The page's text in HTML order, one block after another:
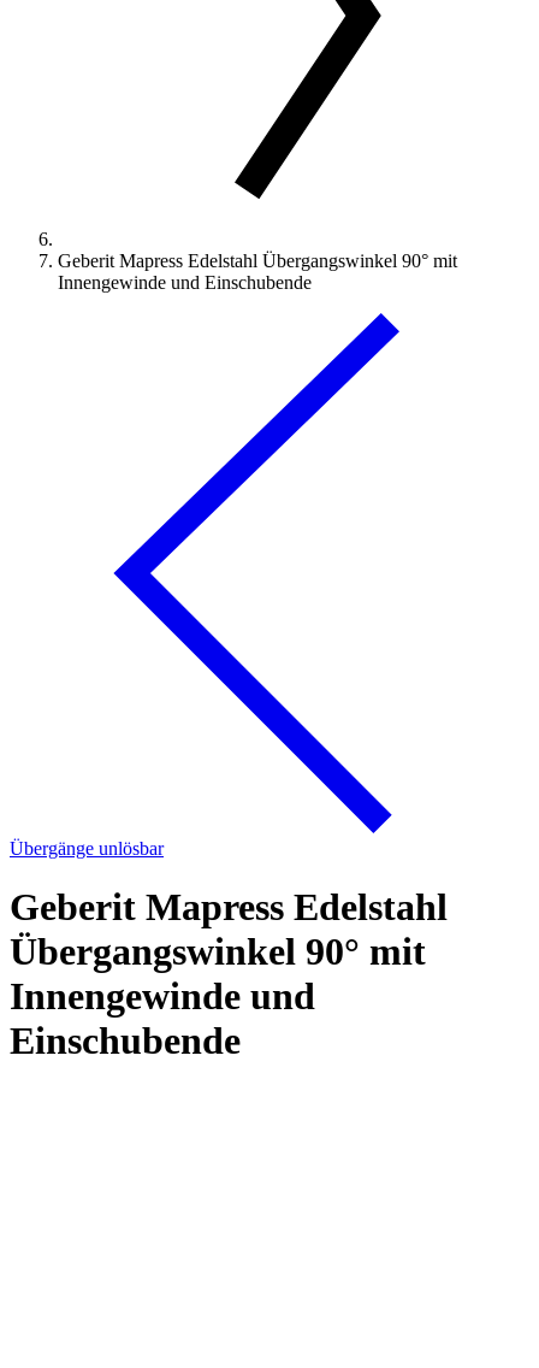
Geberit Mapress Edelstahl Übergangswinkel 90° mit
Innengewinde und Einschubende
Übergänge unlösbar
Geberit Mapress Edelstahl
Übergangswinkel 90° mit
Innengewinde und
Einschubende